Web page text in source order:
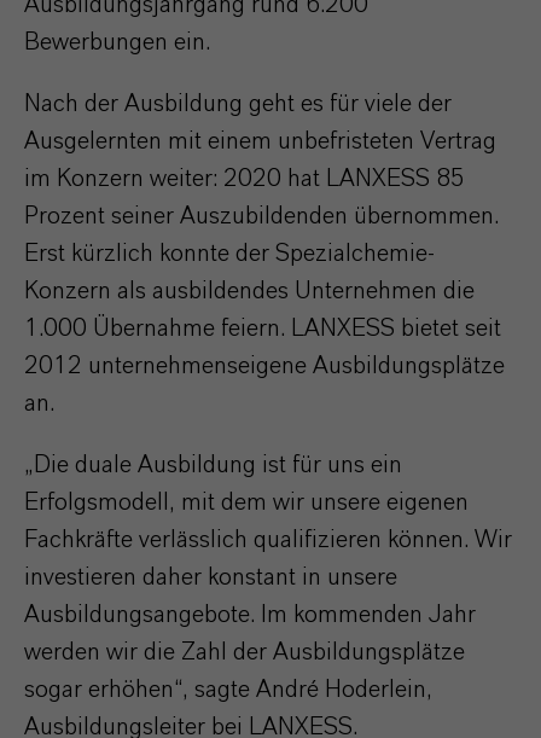
Ausbildungsjahrgang rund 6.200
Bewerbungen ein.
Nach der Ausbildung geht es für viele der
Ausgelernten mit einem unbefristeten Vertrag
im Konzern weiter: 2020 hat LANXESS 85
Prozent seiner Auszubildenden übernommen.
Erst kürzlich konnte der Spezialchemie-
Konzern als ausbildendes Unternehmen die
1.000 Übernahme feiern. LANXESS bietet seit
2012 unternehmenseigene Ausbildungsplätze
an.
„Die duale Ausbildung ist für uns ein
Erfolgsmodell, mit dem wir unsere eigenen
Fachkräfte verlässlich qualifizieren können. Wir
investieren daher konstant in unsere
Ausbildungsangebote. Im kommenden Jahr
werden wir die Zahl der Ausbildungsplätze
sogar erhöhen“, sagte André Hoderlein,
Ausbildungsleiter bei LANXESS.